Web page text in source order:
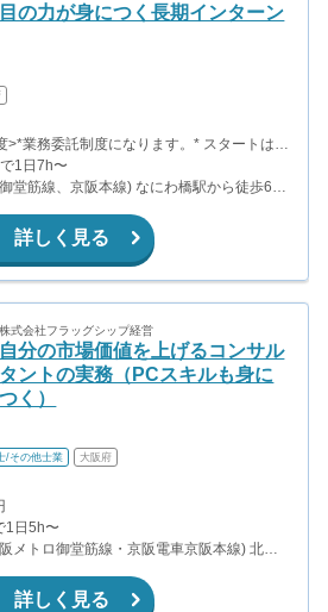
目の力が身につく長期インターン
委託制度になります。* スタートは、
円の成果報酬のお支払いになります。(成
得具合を確認し
た時給制度もございます。 (例)時給1500円
〇インセンテ
せて頂きます。) <先輩インターン
勤で月収10万円達成！ インターンリ
勤で月収50万円達成
1日7h〜
堂筋線、京阪本線) なにわ橋駅から徒歩6分
)
詳しく見る
株式会社フラッグシップ経営
自分の市場価値を上げるコンサル
タントの実務（PCスキルも身に
つく）
/その他士業 大阪府
1日5h〜
メトロ御堂筋線・京阪電車京阪本線) 北浜
詳しく見る